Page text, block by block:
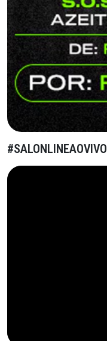
#SALONLINEAOVIVO